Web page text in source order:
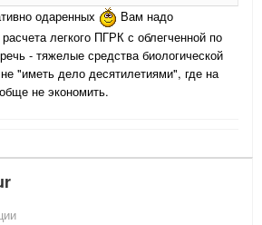
одаренных
Вам надо
легкого ПГРК с облегченной по
- тяжелые средства биологической
"иметь дело десятилетиями", где на
не экономить.